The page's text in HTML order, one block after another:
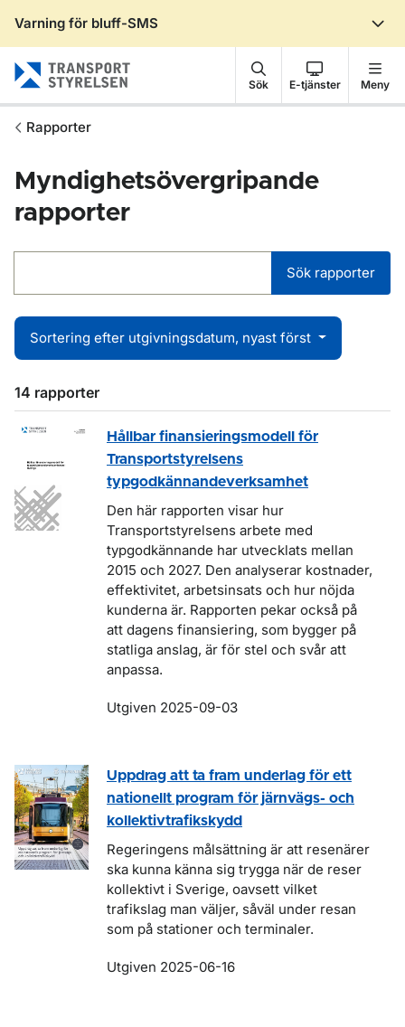
Varning för bluff-SMS
Sök E-tjänster Meny
Rapporter
Myndighetsövergripande
rapporter
Sortering efter utgivningsdatum, nyast först
14 rapporter
Hållbar finansieringsmodell för
Transportstyrelsens
typgodkännandeverksamhet
Den här rapporten visar hur
Transportstyrelsens arbete med
typgodkännande har utvecklats mellan
2015 och 2027. Den analyserar kostnader,
effektivitet, arbetsinsats och hur nöjda
kunderna är. Rapporten pekar också på
att dagens finansiering, som bygger på
statliga anslag, är för stel och svår att
anpassa.
Utgiven 2025-09-03
Uppdrag att ta fram underlag för ett
nationellt program för järnvägs- och
kollektivtrafikskydd
Regeringens målsättning är att resenärer
ska kunna känna sig trygga när de reser
kollektivt i Sverige, oavsett vilket
trafikslag man väljer, såväl under resan
som på stationer och terminaler.
Utgiven 2025-06-16